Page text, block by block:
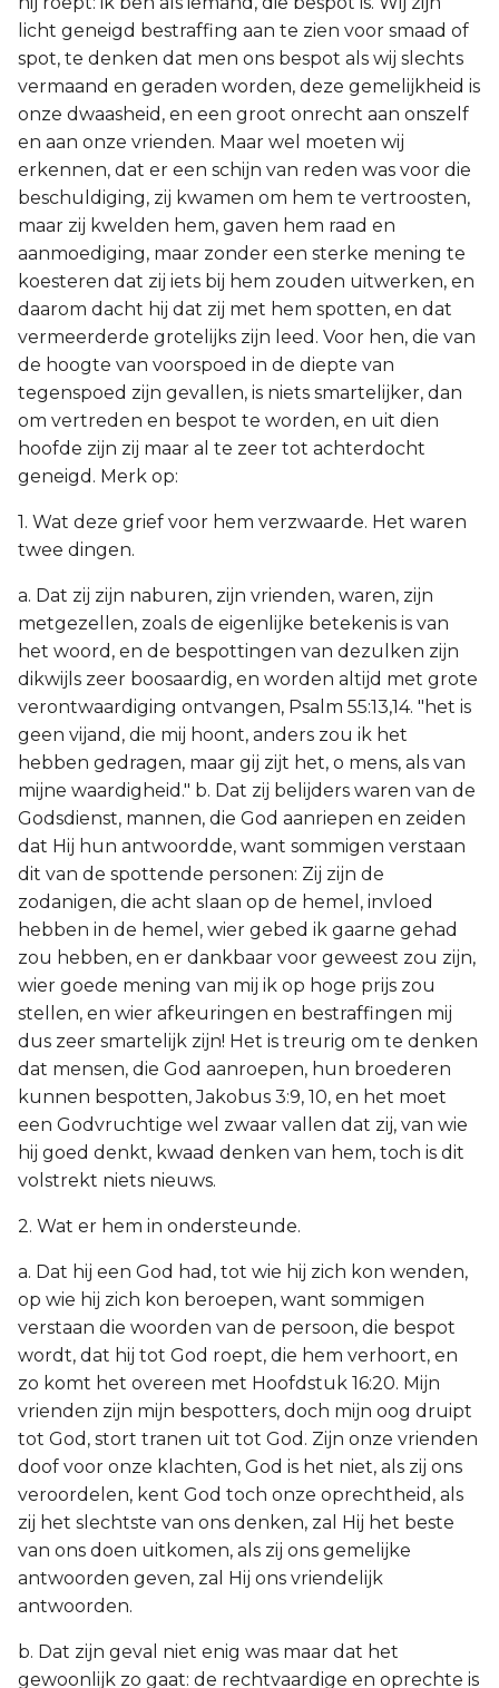
licht geneigd bestraffing aan te zien voor smaad of
spot, te denken dat men ons bespot als wij slechts
vermaand en geraden worden, deze gemelijkheid is
onze dwaasheid, en een groot onrecht aan onszelf
en aan onze vrienden. Maar wel moeten wij
erkennen, dat er een schijn van reden was voor die
beschuldiging, zij kwamen om hem te vertroosten,
maar zij kwelden hem, gaven hem raad en
aanmoediging, maar zonder een sterke mening te
koesteren dat zij iets bij hem zouden uitwerken, en
daarom dacht hij dat zij met hem spotten, en dat
vermeerderde grotelijks zijn leed. Voor hen, die van
de hoogte van voorspoed in de diepte van
tegenspoed zijn gevallen, is niets smartelijker, dan
om vertreden en bespot te worden, en uit dien
hoofde zijn zij maar al te zeer tot achterdocht
geneigd. Merk op:
1. Wat deze grief voor hem verzwaarde. Het waren
twee dingen.
a. Dat zij zijn naburen, zijn vrienden, waren, zijn
metgezellen, zoals de eigenlijke betekenis is van
het woord, en de bespottingen van dezulken zijn
dikwijls zeer boosaardig, en worden altijd met grote
verontwaardiging ontvangen, Psalm 55:13,14. "het is
geen vijand, die mij hoont, anders zou ik het
hebben gedragen, maar gij zijt het, o mens, als van
mijne waardigheid." b. Dat zij belijders waren van de
Godsdienst, mannen, die God aanriepen en zeiden
dat Hij hun antwoordde, want sommigen verstaan
dit van de spottende personen: Zij zijn de
zodanigen, die acht slaan op de hemel, invloed
hebben in de hemel, wier gebed ik gaarne gehad
zou hebben, en er dankbaar voor geweest zou zijn,
wier goede mening van mij ik op hoge prijs zou
stellen, en wier afkeuringen en bestraffingen mij
dus zeer smartelijk zijn! Het is treurig om te denken
dat mensen, die God aanroepen, hun broederen
kunnen bespotten, Jakobus 3:9, 10, en het moet
een Godvruchtige wel zwaar vallen dat zij, van wie
hij goed denkt, kwaad denken van hem, toch is dit
volstrekt niets nieuws.
2. Wat er hem in ondersteunde.
a. Dat hij een God had, tot wie hij zich kon wenden,
op wie hij zich kon beroepen, want sommigen
verstaan die woorden van de persoon, die bespot
wordt, dat hij tot God roept, die hem verhoort, en
zo komt het overeen met Hoofdstuk 16:20. Mijn
vrienden zijn mijn bespotters, doch mijn oog druipt
tot God, stort tranen uit tot God. Zijn onze vrienden
doof voor onze klachten, God is het niet, als zij ons
veroordelen, kent God toch onze oprechtheid, als
zij het slechtste van ons denken, zal Hij het beste
van ons doen uitkomen, als zij ons gemelijke
antwoorden geven, zal Hij ons vriendelijk
antwoorden.
b. Dat zijn geval niet enig was maar dat het
gewoonlijk zo gaat: de rechtvaardige en oprechte is